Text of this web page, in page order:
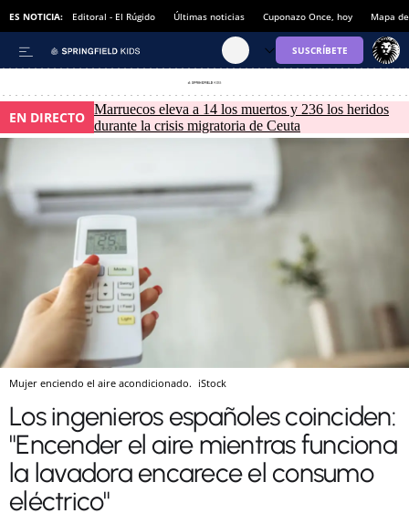
ES NOTICIA: Editoral - El Rúgido Últimas noticias Cuponazo Once, hoy Mapa
EN DIRECTO Marruecos eleva a 14 los muertos y 236 los heridos
durante la crisis migratoria de Ceuta
Mujer enciendo el aire acondicionado. iStock
Los ingenieros españoles coinciden:
"Encender el aire mientras funciona
la lavadora encarece el consumo
eléctrico"